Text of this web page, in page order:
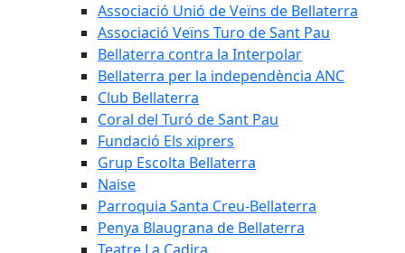
Associació Unió de Veïns de Bellaterra
Associació Veïns Turo de Sant Pau
Bellaterra contra la Interpolar
Bellaterra per la independència ANC
Club Bellaterra
Coral del Turó de Sant Pau
Fundació Els xiprers
Grup Escolta Bellaterra
Naise
Parroquia Santa Creu-Bellaterra
Penya Blaugrana de Bellaterra